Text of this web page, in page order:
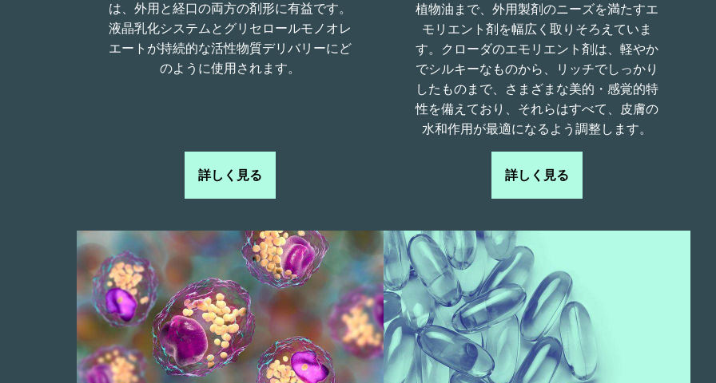
は、外用と経口の両方の剤形に有益です。
液晶乳化システムとグリセロールモノオレ
エートが持続的な活性物質デリバリーにど
のように使用されます。
詳しく見る
植物油まで、外用製剤のニーズを満たすエ
モリエント剤を幅広く取りそろえていま
す。クローダのエモリエント剤は、軽やか
でシルキーなものから、リッチでしっかり
したものまで、さまざまな美的・感覚的特
性を備えており、それらはすべて、皮膚の
水和作用が最適になるよう調整します。
詳しく見る